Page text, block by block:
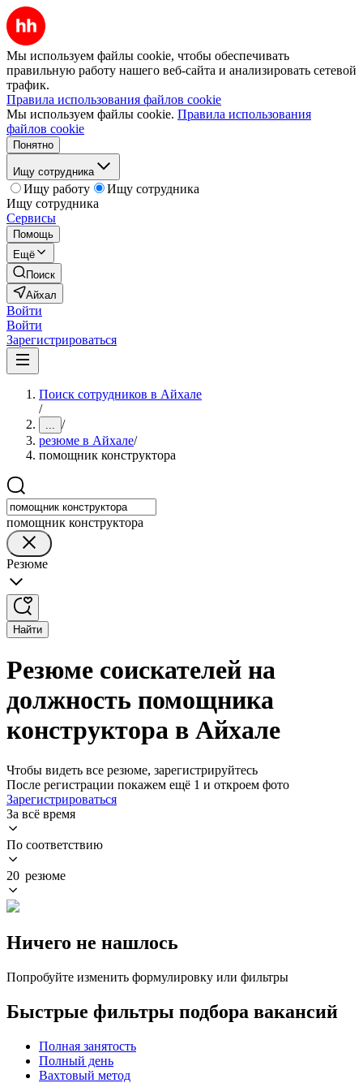
Мы используем файлы cookie, чтобы обеспечивать
правильную работу нашего веб-сайта и анализировать сетевой
трафик.
Правила использования файлов cookie
Мы используем файлы cookie. Правила использования
файлов cookie
Понятно
Ищу сотрудника
Ищу работу
Ищу сотрудника
Ищу сотрудника
Сервисы
Помощь
Ещё
Поиск
Айхал
Войти
Войти
Зарегистрироваться
Поиск сотрудников в Айхале
/
... /
резюме в Айхале/
помощник конструктора
помощник конструктора
Резюме
Найти
Резюме соискателей на
должность помощника
конструктора в Айхале
Чтобы видеть все резюме, зарегистрируйтесь
После регистрации покажем ещё 1 и откроем фото
Зарегистрироваться
За всё время
По соответствию
20 резюме
Ничего не нашлось
Попробуйте изменить формулировку или фильтры
Быстрые фильтры подбора вакансий
Полная занятость
Полный день
Вахтовый метод